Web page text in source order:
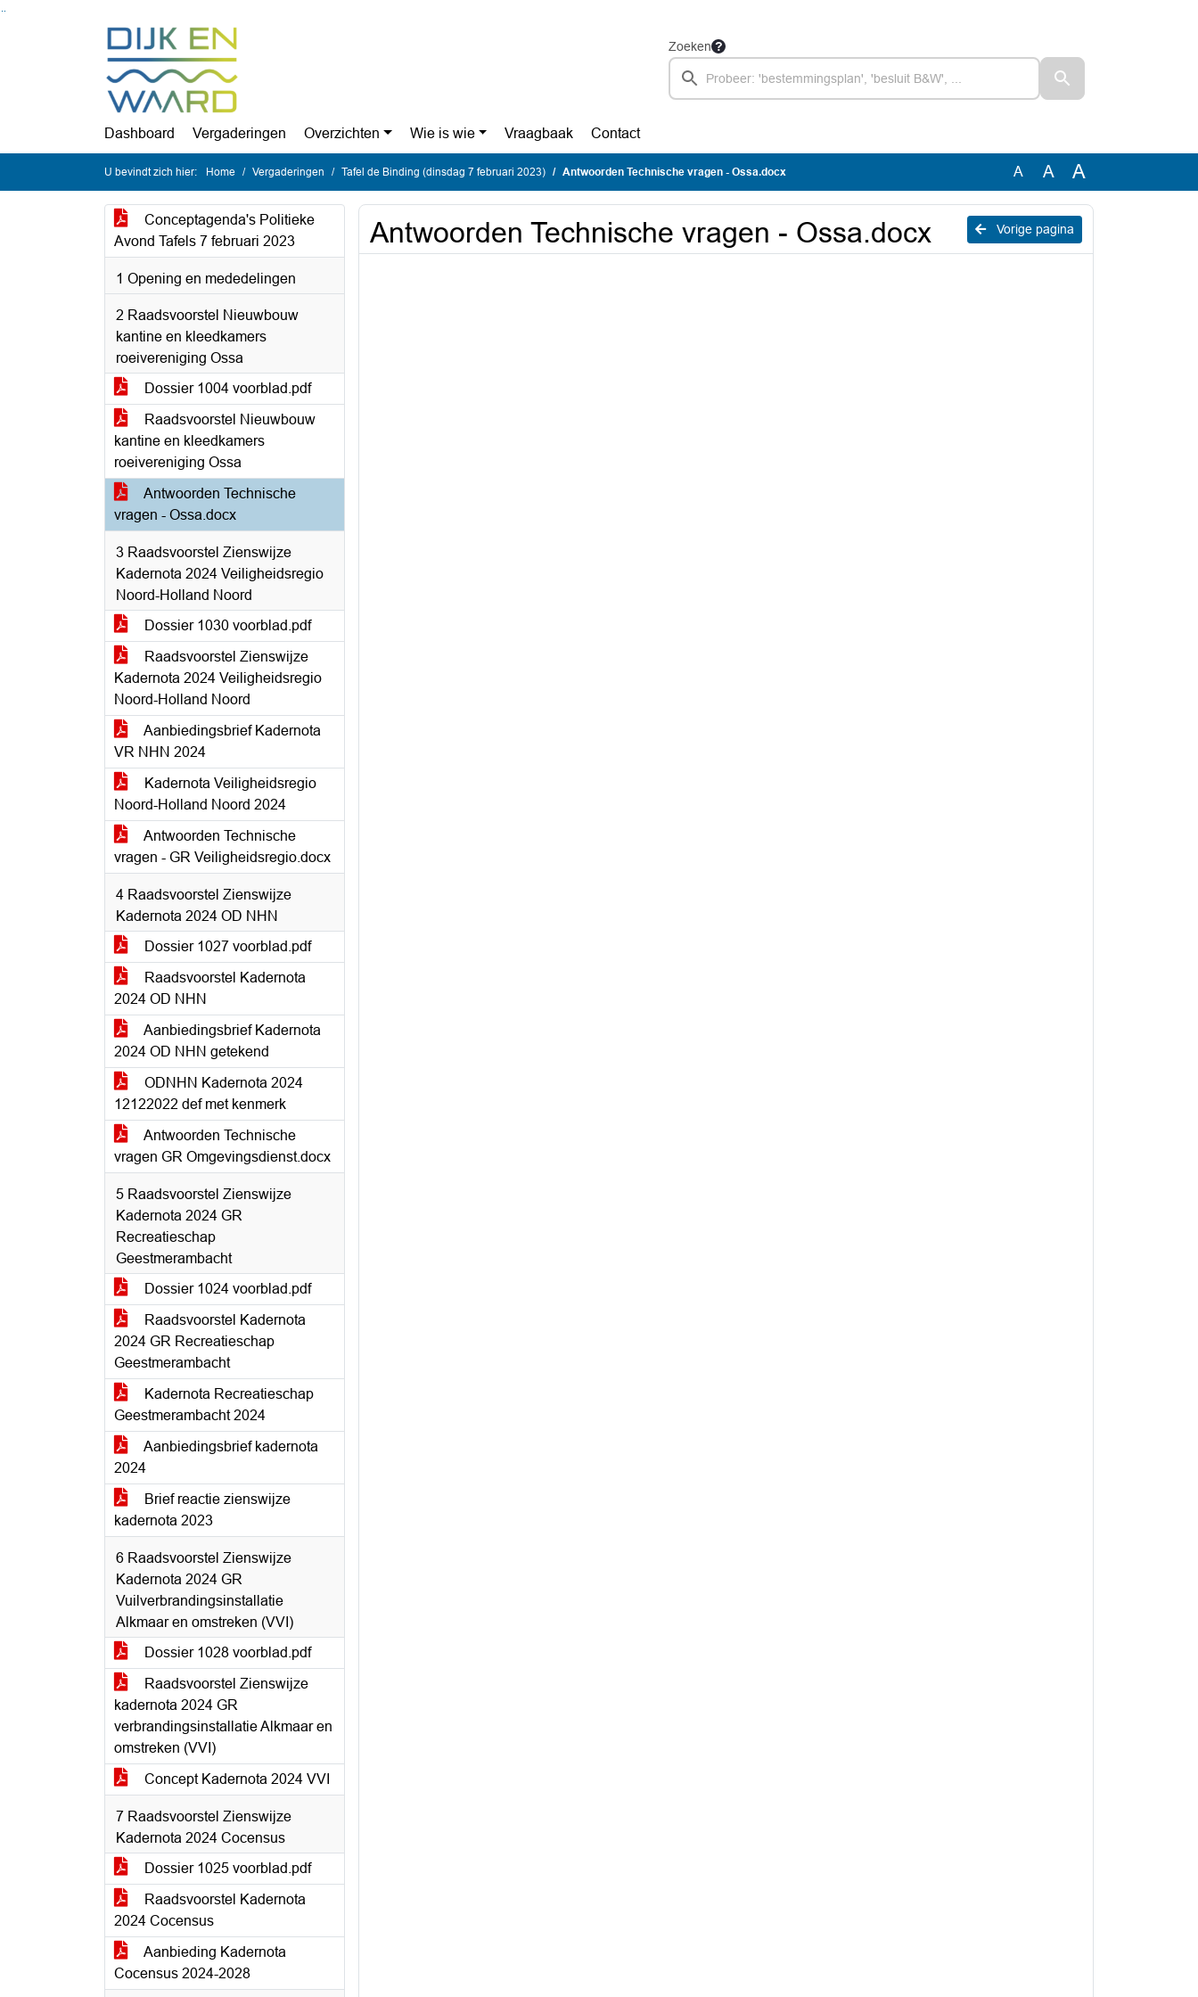
Zoeken
Dashboard Vergaderingen Overzichten Wie is wie Vraagbaak Contact
U bevindt zich hier: Home Vergaderingen Tafel de Binding (dinsdag 7 februari 2023) Antwoorden Technische vragen - Ossa.docx A A A
Conceptagenda's Politieke
Avond Tafels 7 februari 2023
1 Opening en mededelingen
2 Raadsvoorstel Nieuwbouw
kantine en kleedkamers
roeivereniging Ossa
Dossier 1004 voorblad.pdf
Raadsvoorstel Nieuwbouw
kantine en kleedkamers
roeivereniging Ossa
Antwoorden Technische
vragen - Ossa.docx
3 Raadsvoorstel Zienswijze
Kadernota 2024 Veiligheidsregio
Noord-Holland Noord
Dossier 1030 voorblad.pdf
Raadsvoorstel Zienswijze
Kadernota 2024 Veiligheidsregio
Noord-Holland Noord
Aanbiedingsbrief Kadernota
VR NHN 2024
Kadernota Veiligheidsregio
Noord-Holland Noord 2024
Antwoorden Technische
vragen - GR Veiligheidsregio.docx
4 Raadsvoorstel Zienswijze
Kadernota 2024 OD NHN
Dossier 1027 voorblad.pdf
Raadsvoorstel Kadernota
2024 OD NHN
Aanbiedingsbrief Kadernota
2024 OD NHN getekend
ODNHN Kadernota 2024
12122022 def met kenmerk
Antwoorden Technische
vragen GR Omgevingsdienst.docx
5 Raadsvoorstel Zienswijze
Kadernota 2024 GR
Recreatieschap
Geestmerambacht
Dossier 1024 voorblad.pdf
Raadsvoorstel Kadernota
2024 GR Recreatieschap
Geestmerambacht
Kadernota Recreatieschap
Geestmerambacht 2024
Aanbiedingsbrief kadernota
2024
Brief reactie zienswijze
kadernota 2023
6 Raadsvoorstel Zienswijze
Kadernota 2024 GR
Vuilverbrandingsinstallatie
Alkmaar en omstreken (VVI)
Dossier 1028 voorblad.pdf
Raadsvoorstel Zienswijze
kadernota 2024 GR
verbrandingsinstallatie Alkmaar en
omstreken (VVI)
Concept Kadernota 2024 VVI
7 Raadsvoorstel Zienswijze
Kadernota 2024 Cocensus
Dossier 1025 voorblad.pdf
Raadsvoorstel Kadernota
2024 Cocensus
Aanbieding Kadernota
Cocensus 2024-2028
Vorige pagina
Antwoorden Technische vragen - Ossa.docx